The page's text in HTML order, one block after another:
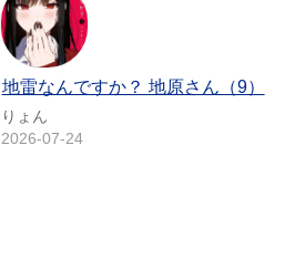
地雷なんですか？ 地原さん（9）
りょん
2026-07-24